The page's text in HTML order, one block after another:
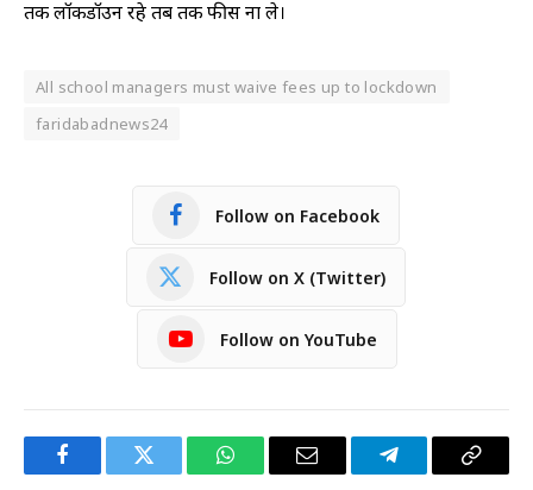
तक लॉकडॉउन रहे तब तक फीस ना ले।
All school managers must waive fees up to lockdown
faridabadnews24
Follow on Facebook
Follow on X (Twitter)
Follow on YouTube
FacebookTwitter WhatsAppEmail TelegramCopy